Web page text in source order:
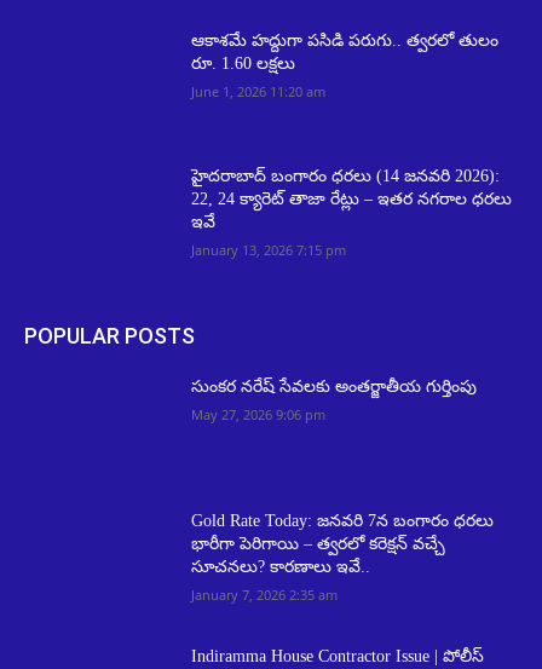
ఆకాశమే హద్దుగా పసిడి పరుగు.. త్వరలో తులం
రూ. 1.60 లక్షలు
June 1, 2026 11:20 am
హైదరాబాద్ బంగారం ధరలు (14 జనవరి 2026):
22, 24 క్యారెట్ తాజా రేట్లు – ఇతర నగరాల ధరలు
ఇవే
January 13, 2026 7:15 pm
POPULAR POSTS
సుంకర నరేష్‌ సేవలకు అంతర్జాతీయ గుర్తింపు
May 27, 2026 9:06 pm
Gold Rate Today: జనవరి 7న బంగారం ధరలు
భారీగా పెరిగాయి – త్వరలో కరెక్షన్ వచ్చే
సూచనలు? కారణాలు ఇవే..
January 7, 2026 2:35 am
Indiramma House Contractor Issue | పోలీస్